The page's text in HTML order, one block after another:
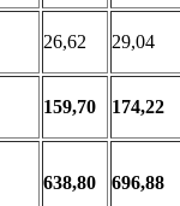
26,62 29,04
159,70 174,22
638,80 696,88